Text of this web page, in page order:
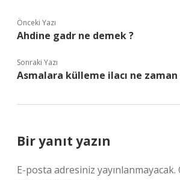
Önceki Yazı
Ahdine gadr ne demek ?
Sonraki Yazı
Asmalara külleme ilacı ne zaman
Bir yanıt yazın
E-posta adresiniz yayınlanmayacak.